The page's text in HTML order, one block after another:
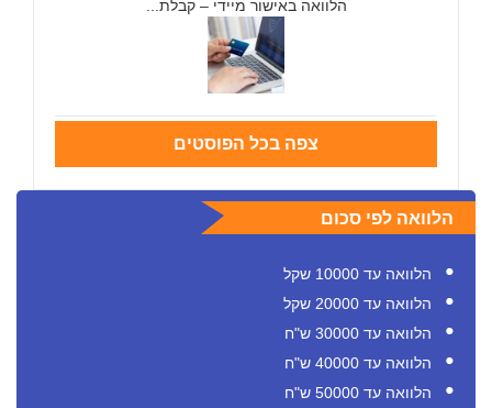
הלוואה באישור מיידי – קבלת...
צפה בכל הפוסטים
הלוואה לפי סכום
הלוואה עד 10000 שקל
הלוואה עד 20000 שקל
הלוואה עד 30000 ש"ח
הלוואה עד 40000 ש"ח
הלוואה עד 50000 ש"ח